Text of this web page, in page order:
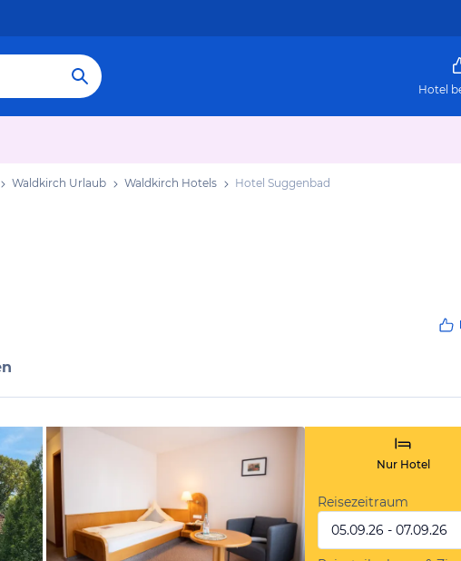
Hotel
Waldkirch Urlaub Waldkirch Hotels Hotel Suggenbad
Nur Hotel
Reisezeitraum
05.09.26 - 07.09.26